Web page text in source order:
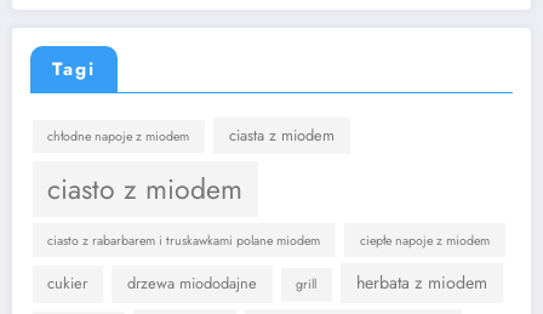
Tagi
chłodne napoje z miodem ciasta z miodem
ciasto z miodem
ciasto z rabarbarem i truskawkami polane miodem ciepłe napoje z miodem
cukier drzewa miododajne grill herbata z miodem